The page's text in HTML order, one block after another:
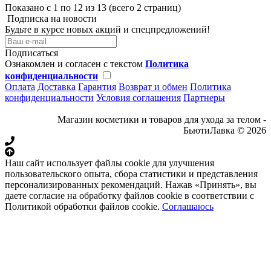
Показано с 1 по 12 из 13 (всего 2 страниц)
Подписка на новости
Будьте в курсе новых акций и спецпредложений!
Подписаться
Ознакомлен и согласен с текстом Политика
конфиденциальности
Оплата Доставка Гарантия Возврат и обмен Политика
конфиденциальности Условия соглашения Партнеры
Магазин косметики и товаров для ухода за телом -
БьютиЛавка © 2026
Наш сайт использует файлы cookie для улучшения
пользовательского опыта, сбора статистики и представления
персонализированных рекомендаций. Нажав «Принять», вы
даете согласие на обработку файлов cookie в соответствии с
Политикой обработки файлов cookie. Соглашаюсь